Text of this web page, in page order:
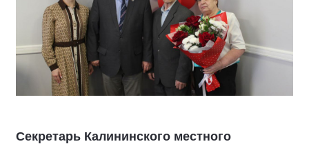
Секретарь Калининского местного